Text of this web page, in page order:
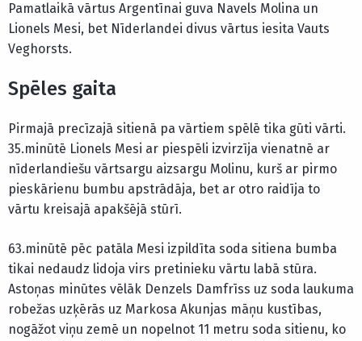
Pamatlaikā vārtus Argentīnai guva Navels Molina un
Lionels Mesi, bet Nīderlandei divus vārtus iesita Vauts
Veghorsts.
Spēles gaita
Pirmajā precīzajā sitienā pa vārtiem spēlē tika gūti vārti.
35.minūtē Lionels Mesi ar piespēli izvirzīja vienatnē ar
nīderlandiešu vārtsargu aizsargu Molinu, kurš ar pirmo
pieskārienu bumbu apstrādāja, bet ar otro raidīja to
vārtu kreisajā apakšējā stūrī.
63.minūtē pēc patāla Mesi izpildīta soda sitiena bumba
tikai nedaudz lidoja virs pretinieku vārtu labā stūra.
Astoņas minūtes vēlāk Denzels Damfrīss uz soda laukuma
robežas uzķērās uz Markosa Akunjas māņu kustības,
nogāžot viņu zemē un nopelnot 11 metru soda sitienu, ko